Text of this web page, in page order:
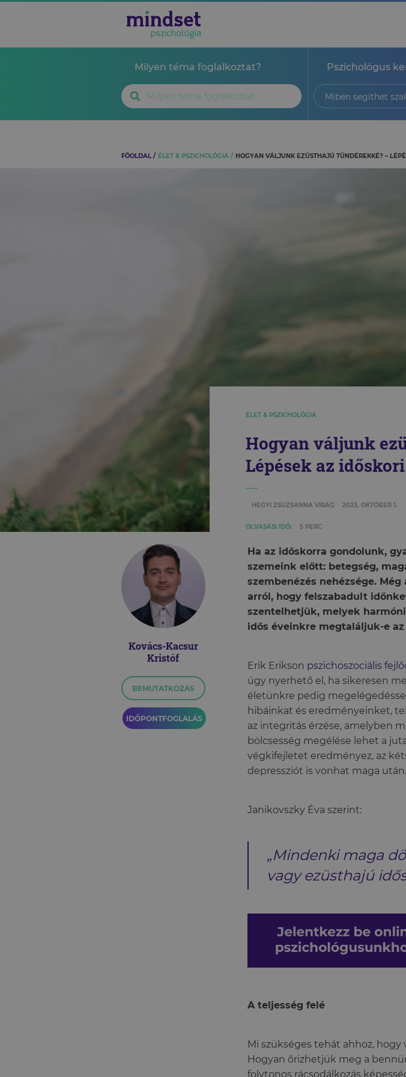
Milyen téma foglalkoztat? Pszichológus
Miben segíthet
FŐOLDAL ÉLET & PSZICHOLÓGIA HOGYAN VÁLJUNK EZÜSTHAJÚ TÜNDÉREKKÉ? –
ÉLET & PSZICHOLÓGIA
Hogyan váljunk
Lépések az
HEGYI ZSUZSANNA VIRÁG 2023. OKTÓBER 1.
OLVASÁSI IDŐ: 5 PERC
Kovács-Kacsur
Kristóf
BEMUTATKOZÁS
IDŐPONTFOGLALÁS
Ha az időskorra gondolunk,
szemeink előtt: betegség,
szembenézés nehézsége.
arról, hogy felszabadult
szentelhetjük, melyek
idős éveinkre megtaláljuk-e
Erik Erikson pszichoszociális
úgy nyerhető el, ha sikeresen
életünkre pedig
hibáinkat és eredményeinket,
az integritás érzése, amelyben
bölcsesség megélése lehet a
végkifejletet eredményez, az
depressziót is vonhat maga után.
Janikovszky Éva szerint:
„Mindenki maga
vagy ezüsthajú
A teljesség felé
Mi szükséges tehát ahhoz,
Hogyan őrizhetjük meg a
folytonos rácsodálkozás